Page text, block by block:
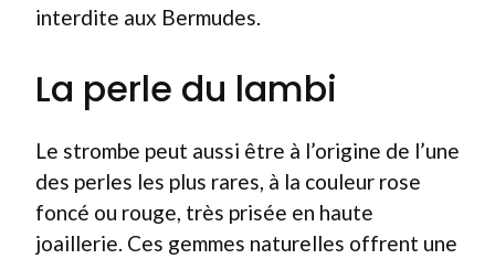
interdite aux Bermudes.
La perle du lambi
Le strombe peut aussi être à l’origine de l’une
des perles les plus rares, à la couleur rose
foncé ou rouge, très prisée en haute
joaillerie. Ces gemmes naturelles offrent une